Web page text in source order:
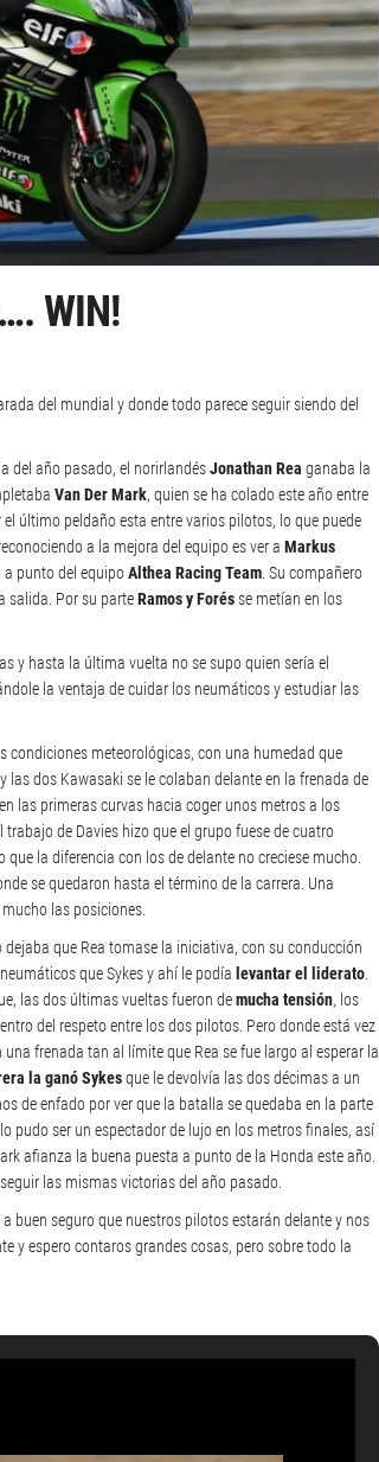
WIN!
del mundial y donde todo parece seguir siendo del
del año pasado, el norirlandésJonathan Rea ganaba la
Van Der Mark, quien se ha colado este año entre
el último peldaño esta entre varios pilotos, lo que puede
a la mejora del equipo es ver a Markus
punto del equipo Althea Racing Team . Su compañero
salida. Por su parteRamos y Forésse metían en los
y hasta la última vuelta no se supo quien sería el
la ventaja de cuidar los neumáticos y estudiar las
condiciones meteorológicas, con una humedad que
dos Kawasaki se le colaban delante en la frenada de
las primeras curvas hacia coger unos metros a los
de Davies hizo que el grupo fuese de cuatro
la diferencia con los de delante no creciese mucho.
se quedaron hasta el término de la carrera. Una
las posiciones.
dejaba que Rea tomase la iniciativa, con su conducción
que Sykes y ahí le podía levantar el liderato
las dos últimas vueltas fueron demucha tensión, los
del respeto entre los dos pilotos. Pero donde está vez
frenada tan al límite que Rea se fue largo al esperar la
la ganó Sykesque le devolvía las dos décimas a un
de enfado por ver que la batalla se quedaba en la parte
pudo ser un espectador de lujo en los metros finales, así
afianza la buena puesta a punto de la Honda este año.
las mismas victorias del año pasado.
a buen seguro que nuestros pilotos estarán delante y nos
y espero contaros grandes cosas, pero sobre todo la